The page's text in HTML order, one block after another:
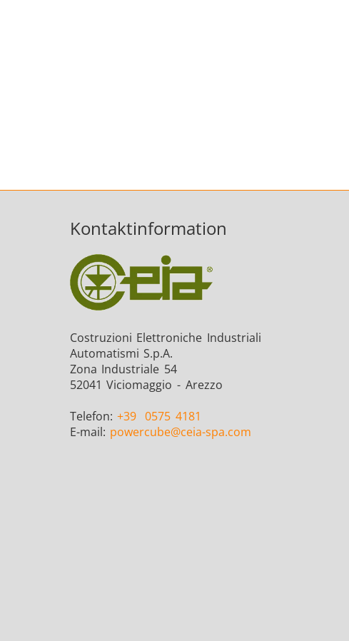
Kontaktinformation
Costruzioni Elettroniche Industriali
Automatismi S.p.A.
Zona Industriale 54
52041 Viciomaggio - Arezzo
Telefon:+39 0575 4181
E-mail: powercube@ceia-spa.com